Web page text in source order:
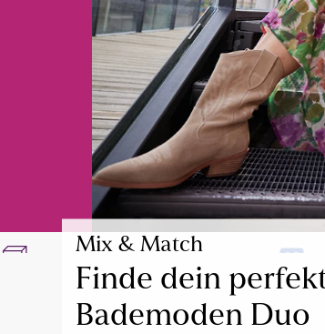
Mix & Match
Finde dein
Bademoden Duo